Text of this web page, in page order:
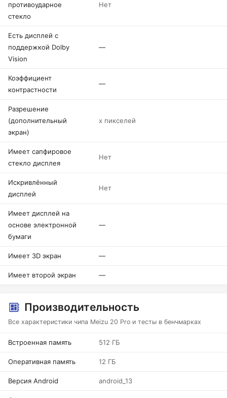
противоударное
стекло
Нет
Есть дисплей с
поддержкой Dolby
Vision
—
Коэффициент
контрастности
—
Разрешение
(дополнительный
экран)
x пикселей
Имеет сапфировое
стекло дисплея
Нет
Искривлённый
дисплей
Нет
Имеет дисплей на
основе электронной
бумаги
—
Имеет 3D экран —
Имеет второй экран —
Производительность
Все характеристики чипа Meizu 20 Pro и тесты в бенчмарках
Встроенная память 512 ГБ
Оперативная память 12 ГБ
Версия Android android_13